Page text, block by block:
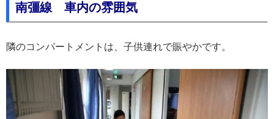
南彊線 車内の雰囲気
隣のコンパートメントは、子供連れで賑やかです。